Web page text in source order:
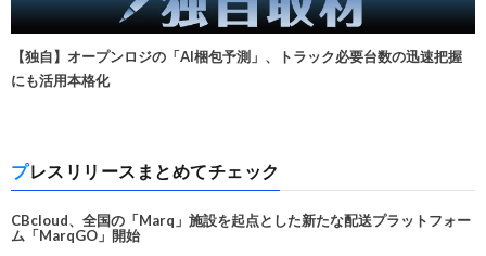
【独自】オープンロジの「AI梱包予測」、トラック必要台数の迅速把握
にも活用本格化
プレスリリースまとめてチェック
CBcloud、全国の「Marq」施設を起点とした新たな配送プラットフォー
ム「MarqGO」開始